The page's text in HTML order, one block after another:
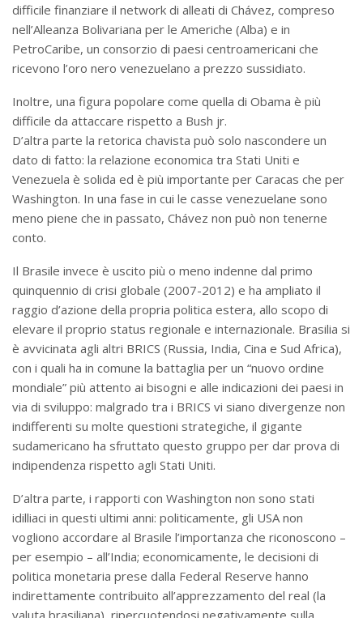
difficile finanziare il network di alleati di Chávez, compreso
nell’Alleanza Bolivariana per le Americhe (Alba) e in
PetroCaribe, un consorzio di paesi centroamericani che
ricevono l’oro nero venezuelano a prezzo sussidiato.
Inoltre, una figura popolare come quella di Obama è più
difficile da attaccare rispetto a Bush jr.
D’altra parte la retorica chavista può solo nascondere un
dato di fatto: la relazione economica tra Stati Uniti e
Venezuela è solida ed è più importante per Caracas che per
Washington. In una fase in cui le casse venezuelane sono
meno piene che in passato, Chávez non può non tenerne
conto.
Il Brasile invece è uscito più o meno indenne dal primo
quinquennio di crisi globale (2007-2012) e ha ampliato il
raggio d’azione della propria politica estera, allo scopo di
elevare il proprio status regionale e internazionale. Brasilia si
è avvicinata agli altri BRICS (Russia, India, Cina e Sud Africa),
con i quali ha in comune la battaglia per un “nuovo ordine
mondiale” più attento ai bisogni e alle indicazioni dei paesi in
via di sviluppo: malgrado tra i BRICS vi siano divergenze non
indifferenti su molte questioni strategiche, il gigante
sudamericano ha sfruttato questo gruppo per dar prova di
indipendenza rispetto agli Stati Uniti.
D’altra parte, i rapporti con Washington non sono stati
idilliaci in questi ultimi anni: politicamente, gli USA non
vogliono accordare al Brasile l’importanza che riconoscono –
per esempio – all’India; economicamente, le decisioni di
politica monetaria prese dalla Federal Reserve hanno
indirettamente contribuito all’apprezzamento del real (la